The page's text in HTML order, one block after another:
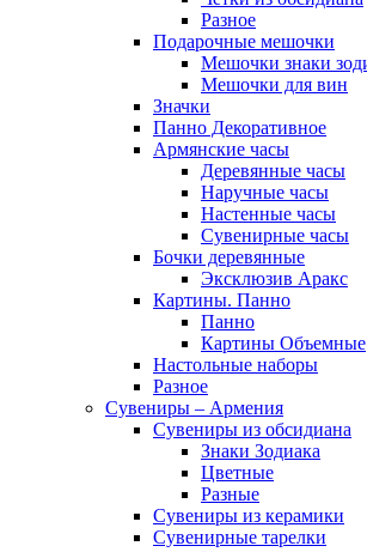
Разное
Подарочные мешочки
Мешочки знаки
Мешочки для вин
Значки
Панно Декоративное
Армянские часы
Деревянные часы
Наручные часы
Настенные часы
Сувенирные часы
Бочки деревянные
Эксклюзив Аракс
Картины. Панно
Панно
Картины Объемные
Настольные наборы
Разное
Сувениры – Армения
Сувениры из обсидиана
Знаки Зодиака
Цветные
Разные
Сувениры из керамики
Сувенирные тарелки